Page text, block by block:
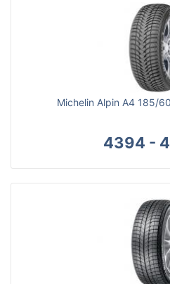
Michelin Alpin A4 185/
4394 -